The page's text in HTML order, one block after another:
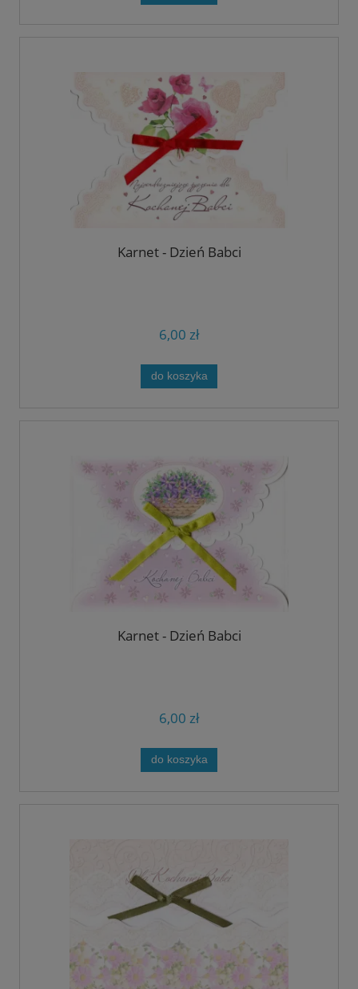
Karnet - Dzień Babci
6,00 zł
do koszyka
Karnet - Dzień Babci
6,00 zł
do koszyka